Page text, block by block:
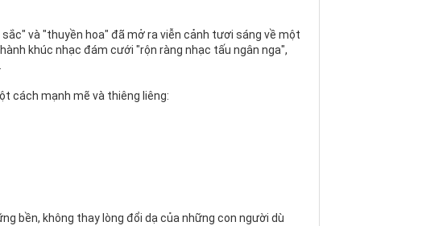
và "thuyền hoa" đã mở ra viễn cảnh tươi sáng về một
khúc nhạc đám cưới "rộn ràng nhạc tấu ngân nga",
cách mạnh mẽ và thiêng liêng:
bền, không thay lòng đổi dạ của những con người dù